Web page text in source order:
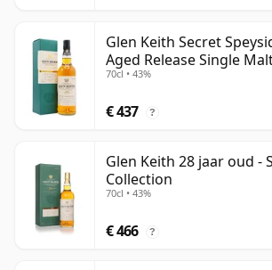
Glen Keith Secret
Aged Release Single
oud
70cl • 43%
€ 437 ?
Glen Keith 28 jaar oud -
Collection
70cl • 43%
€ 466 ?